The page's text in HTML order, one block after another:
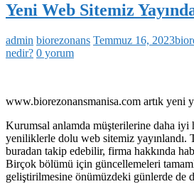
Yeni Web Sitemiz
admin biorezonans Temmuz 16, 2023
nedir? 0 yorum
www.biorezonansmanisa.com artık yeni
Kurumsal anlamda müşterilerine daha iyi
yeniliklerle dolu web sitemiz yayınlandı.
buradan takip edebilir, firma hakkında
Birçok bölümü için güncellemeleri
geliştirilmesine önümüzdeki günlerde de